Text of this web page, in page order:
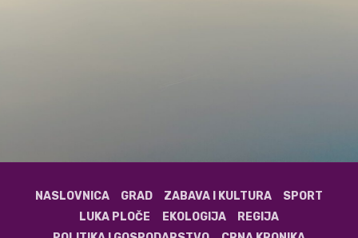
NASLOVNICA GRAD ZABAVA I KULTURA
SPORT
LUKA PLOČE
EKOLOGIJA
REGIJA